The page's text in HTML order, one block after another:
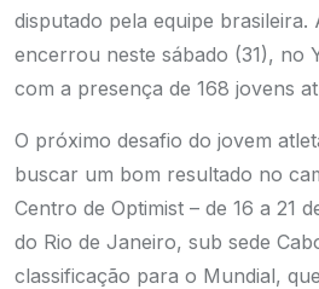
disputado pela equipe brasileira.
encerrou neste sábado (31), no
com a presença de 168 jovens
O próximo desafio do jovem
buscar um bom resultado no
Centro de Optimist – de 16 a 21
do Rio de Janeiro, sub sede
classificação para o Mundial,